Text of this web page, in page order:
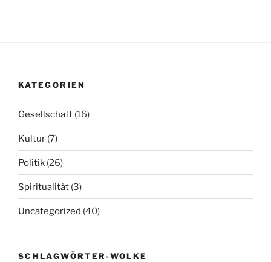
KATEGORIEN
Gesellschaft (16)
Kultur (7)
Politik (26)
Spiritualität (3)
Uncategorized (40)
SCHLAGWÖRTER-WOLKE